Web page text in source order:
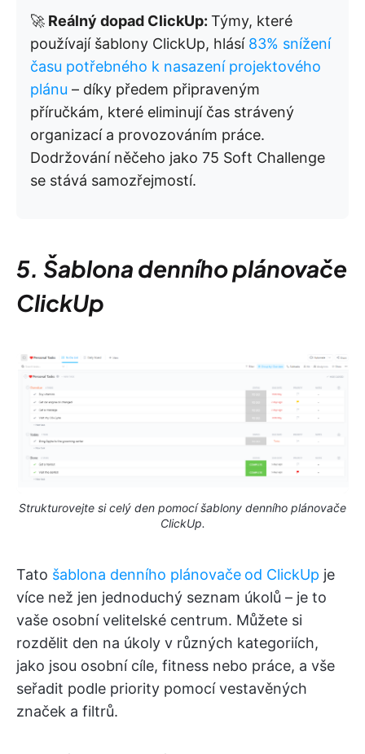
🚀 Reálný dopad ClickUp: Týmy, které
používají šablony ClickUp, hlásí 83% snížení
času potřebného k nasazení projektového
plánu – díky předem připraveným
příručkám, které eliminují čas strávený
organizací a provozováním práce.
Dodržování něčeho jako 75 Soft Challenge
se stává samozřejmostí.
5. Šablona denního plánovače
ClickUp
Strukturovejte si celý den pomocí šablony denního plánovače
ClickUp.
Tato šablona denního plánovače od ClickUp je
více než jen jednoduchý seznam úkolů – je to
vaše osobní velitelské centrum. Můžete si
rozdělit den na úkoly v různých kategoriích,
jako jsou osobní cíle, fitness nebo práce, a vše
seřadit podle priority pomocí vestavěných
značek a filtrů.